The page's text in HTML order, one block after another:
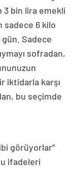
3 bin lira emekli
sadece 6 kilo
gün. Sadece
sofradan,
iktidarla karşı
bu seçimde
görüyorlar”
ifadeleri